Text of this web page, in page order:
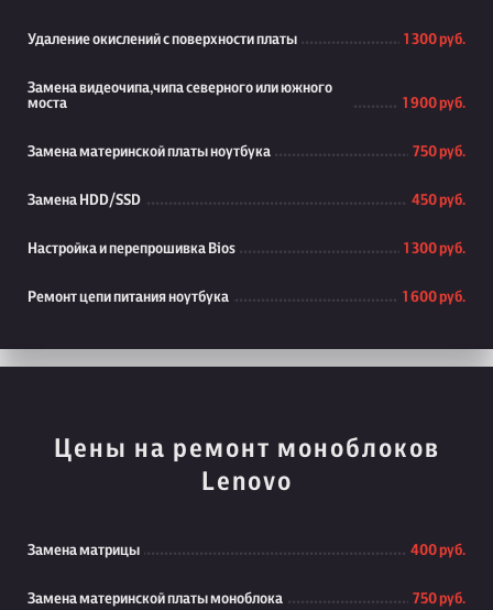
Удаление окислений с поверхности платы 1 300 руб.
Замена видеочипа,чипа северного или южного
моста
1 900 руб.
Замена материнской платы ноутбука 750 руб.
Замена HDD/SSD 450 руб.
Настройка и перепрошивка Bios 1 300 руб.
Ремонт цепи питания ноутбука 1 600 руб.
Цены на ремонт моноблоков
Lenovo
Замена матрицы 400 руб.
Замена материнской платы моноблока 750 руб.